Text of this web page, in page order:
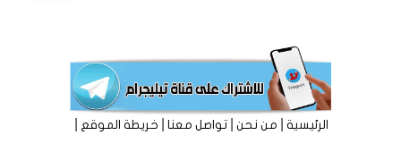
الرئيسية|من نحن|تواصل معنا|خريطة الموقع